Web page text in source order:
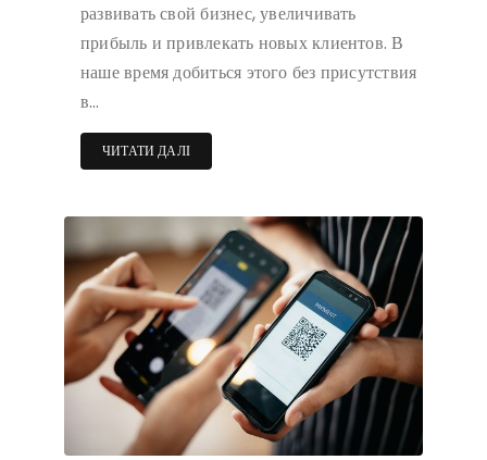
развивать свой бизнес, увеличивать
прибыль и привлекать новых клиентов. В
наше время добиться этого без присутствия
в…
ЧИТАТИ ДАЛІ